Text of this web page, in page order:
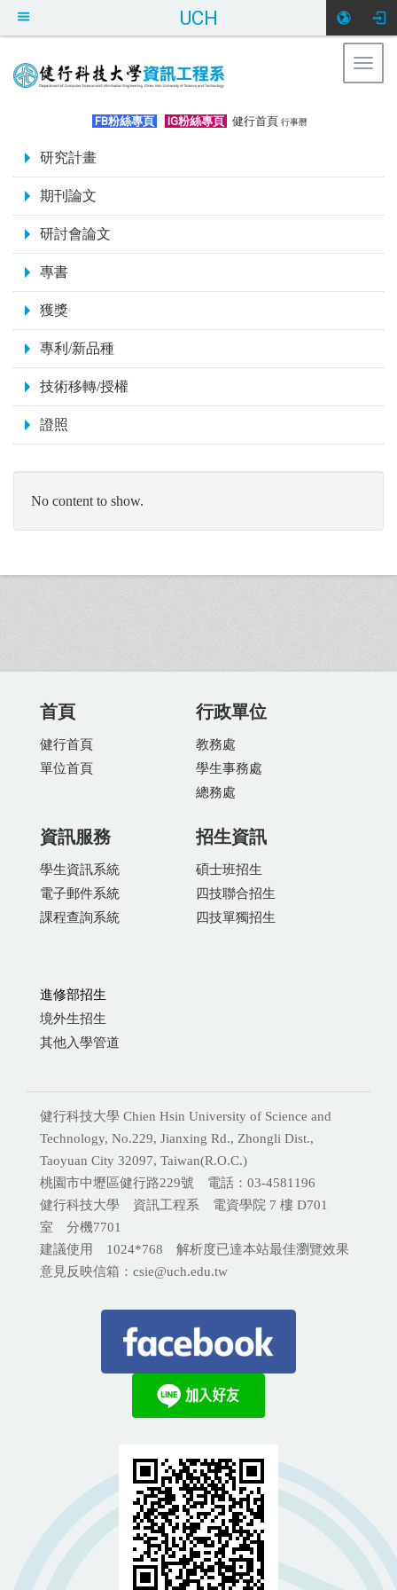
UCH
FB粉絲專頁 IG粉絲專頁 健行首頁 行事曆
研究計畫
期刊論文
研討會論文
專書
獲獎
專利/新品種
技術移轉/授權
證照
No content to show.
首頁
健行首頁
單位首頁
行政單位
教務處
學生事務處
總務處
資訊服務
學生資訊系統
電子郵件系統
課程查詢系統
招生資訊
碩士班招生
四技聯合招生
四技單獨招生
進修部招生
境外生招生
其他入學管道
健行科技大學 Chien Hsin University of Science and
Technology, No.229, Jianxing Rd., Zhongli Dist.,
Taoyuan City 32097, Taiwan(R.O.C.)
桃園市中壢區健行路229號 電話：03-4581196
健行科技大學 資訊工程系 電資學院 7 樓 D701
室 分機7701
建議使用 1024*768 解析度已達本站最佳瀏覽效果
意見反映信箱：csie@uch.edu.tw